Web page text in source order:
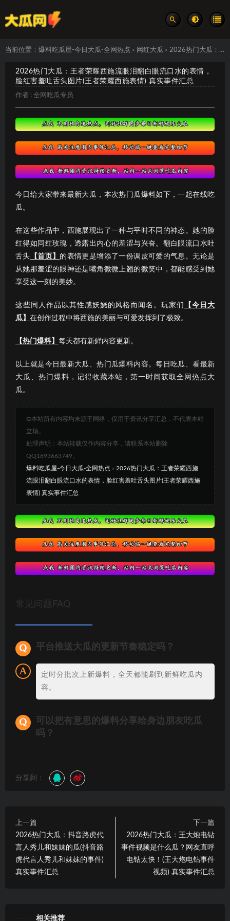
当前位置： 爆料吃瓜屋-今日大瓜-全网热点 > 网红大瓜 > 2026热门大瓜：王者荣耀西施流眼泪翻白眼流口水的表情，脸红害羞吐舌头图片(王者荣耀西施表情) 真实事件汇总
2026热门大瓜：王者荣耀西施流眼泪翻白眼流口水的表情，
脸红害羞吐舌头图片(王者荣耀西施表情) 真实事件汇总
作者 : 全网吃瓜专员
今日给大家带来最新大瓜，本次热门瓜爆料如下，一起在线吃
瓜。
在这些作品中，西施展现出了一种与平时不同的神态。她的脸
红得如同红玫瑰，透露出内心的羞涩与兴奋。翻白眼流口水吐
舌头 【首页】 的表情更是增添了一份调皮可爱的气息。无论是
从她那羞涩的眼神还是嘴角微微上翘的微笑中，都能感受到她
享受这一刻的美妙。
这些同人作品以其性感妖娆的风格而闻名。玩家们
【今日大
瓜】 在创作过程中将西施的美丽与可爱发挥到了极致。
【热门爆料】 每天都有新鲜内容更新。
以上就是今日最新大瓜、热门瓜爆料内容。每日吃瓜、看最新
大瓜、热门爆料，记得收藏本站，第一时间获取全网热点大
瓜。
©本站所有内容均来源于网络，仅用于资讯分享汇总，不代表本站
立场。
处理声明：本站转载仅作内容分享，请联系本站删除
QQ1693663749。
爆料吃瓜屋-今日大瓜-全网热点 » 2026热门大瓜：王者荣耀西施
流眼泪翻白眼流口水的表情，脸红害羞吐舌头图片(王者荣耀西施
表情) 真实事件汇总
常见问题FAQ
平台推送大瓜的更新节奏稳定吗？
定时分批次上新爆料，全天都能刷到新鲜吃瓜内
容。
可以把有意思的爆料分享给身边朋友吃瓜
吗？
分享到：
上一篇
2026热门大瓜：抖音路虎代
言人秀儿和妹妹的瓜(抖音路
虎代言人秀儿和妹妹的事件)
真实事件汇总
下一篇
2026热门大瓜：王大炮电钻
事件视频是什么瓜？网友直呼
电钻太快！(王大炮电钻事件
视频) 真实事件汇总
相关推荐